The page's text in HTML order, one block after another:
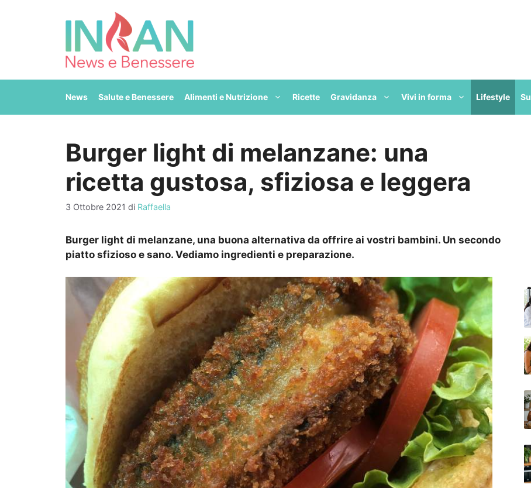
News Salute e Benessere Alimenti e Nutrizione Ricette Gravidanza Vivi in forma Lifestyle
Burger light di melanzane: una
ricetta gustosa, sfiziosa e leggera
3 Ottobre 2021 di Raffaella
Burger light di melanzane, una buona alternativa da offrire ai vostri bambini. Un secondo
piatto sfizioso e sano. Vediamo ingredienti e preparazione.